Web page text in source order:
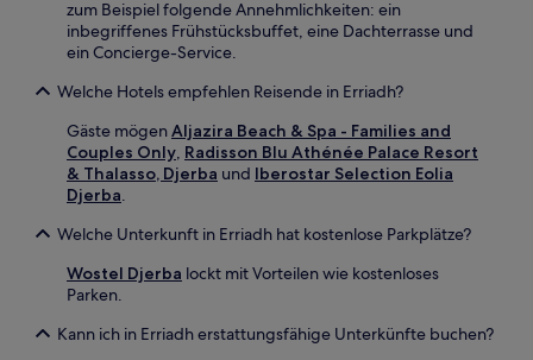
zum Beispiel folgende Annehmlichkeiten: ein
inbegriffenes Frühstücksbuffet, eine Dachterrasse und
ein Concierge-Service.
Welche Hotels empfehlen Reisende in Erriadh?
Gäste mögenAljazira Beach & Spa - Families and
Couples Only, Radisson Blu Athénée Palace Resort
& Thalasso, Djerba und Iberostar Selection Eolia
Djerba.
Welche Unterkunft in Erriadh hat kostenlose Parkplätze?
Wostel Djerba lockt mit Vorteilen wie kostenloses
Parken.
Kann ich in Erriadh erstattungsfähige Unterkünfte buchen?